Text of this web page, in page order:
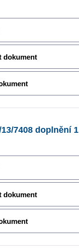
dokument
7408 doplnění 1
dokument